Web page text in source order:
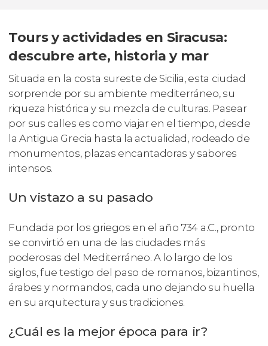
Tours y actividades en Siracusa:
descubre arte, historia y mar
Situada en la costa sureste de Sicilia, esta ciudad
sorprende por su ambiente mediterráneo, su
riqueza histórica y su mezcla de culturas. Pasear
por sus calles es como viajar en el tiempo, desde
la Antigua Grecia hasta la actualidad, rodeado de
monumentos, plazas encantadoras y sabores
intensos.
Un vistazo a su pasado
Fundada por los griegos en el año 734 a.C., pronto
se convirtió en una de las ciudades más
poderosas del Mediterráneo. A lo largo de los
siglos, fue testigo del paso de romanos, bizantinos,
árabes y normandos, cada uno dejando su huella
en su arquitectura y sus tradiciones.
¿Cuál es la mejor época para ir?